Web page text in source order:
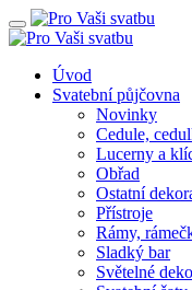
Úvod
Svatební půjčovna
Novinky
Cedule,
Lucerny a
Obřad
Ostatní
Přístroje
Rámy,
Sladký bar
Světelné